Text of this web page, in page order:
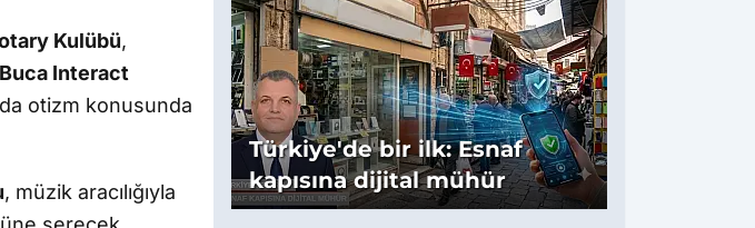
Kulübü,
Buca Interact
otizm konusunda
, müzik aracılığıyla
Türkiye'de bir ilk: Esnaf
kapısına dijital mühür